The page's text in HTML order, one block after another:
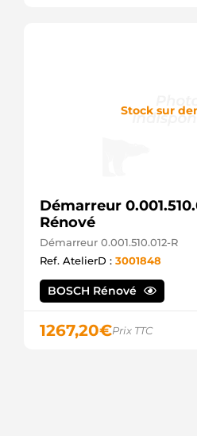
Stock sur
Démarreur
Rénové
Démarreur 0.001.510.012-R
Ref. AtelierD : 3001848
BOSCH Rénové
1267,20€Prix TTC